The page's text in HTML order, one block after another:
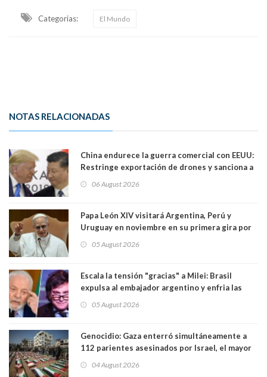
Categorias: El Mundo
NOTAS RELACIONADAS
China endurece la guerra comercial con EEUU:
Restringe exportación de drones y sanciona a
06 August 2026
Papa León XIV visitará Argentina, Perú y
Uruguay en noviembre en su primera gira por
05 August 2026
Escala la tensión "gracias" a Milei: Brasil
expulsa al embajador argentino y enfria las
trasandino
05 August 2026
Genocidio: Gaza enterró simultáneamente a
112 parientes asesinados por Israel, el mayor
muertos figuran 44 niños y nueve ancianos
04 August 2026